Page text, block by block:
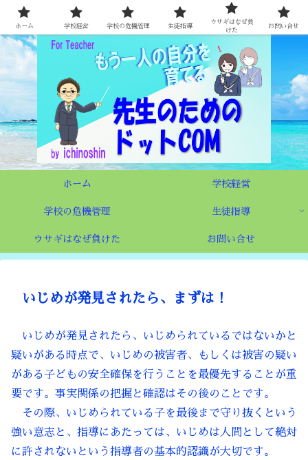
時代が求める学校づくり 〜もう一人の自分を育てる先生たちへ〜
ホーム 学校経営
学校の危機管理 生徒指導
ウサギはなぜ負けた お問い合せ
いじめが発見されたら、まずは！
いじめが発見されたら、いじめられているではないかと
疑いがある時点で、いじめの被害者、もしくは被害の疑い
がある子どもの安全確保を行うことを最優先することが重
要です。事実関係の把握と確認はその後のことです。
その際、いじめられている子を最後まで守り抜くという
強い意志と、指導にあたっては、いじめは人間として絶対
に許されないという指導者の基本的認識が大切です。
ホーム 学校経営 学校の危機管理 生徒指導
ウサギはなぜ負
けた
お問い合せ